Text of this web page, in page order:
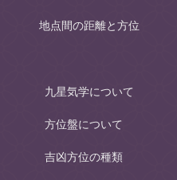
地点間の距離と方位
九星気学について
方位盤について
吉凶方位の種類